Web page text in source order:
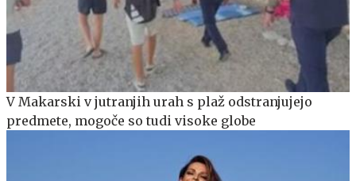
V Makarski v jutranjih urah s plaž odstranjujejo
predmete, mogoče so tudi visoke globe